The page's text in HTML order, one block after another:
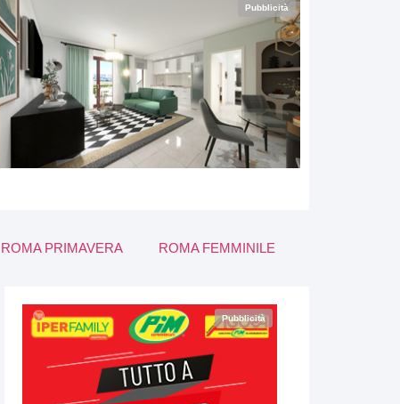
Pubblicità
ROMA PRIMAVERA ROMA FEMMINILE
Pubblicità